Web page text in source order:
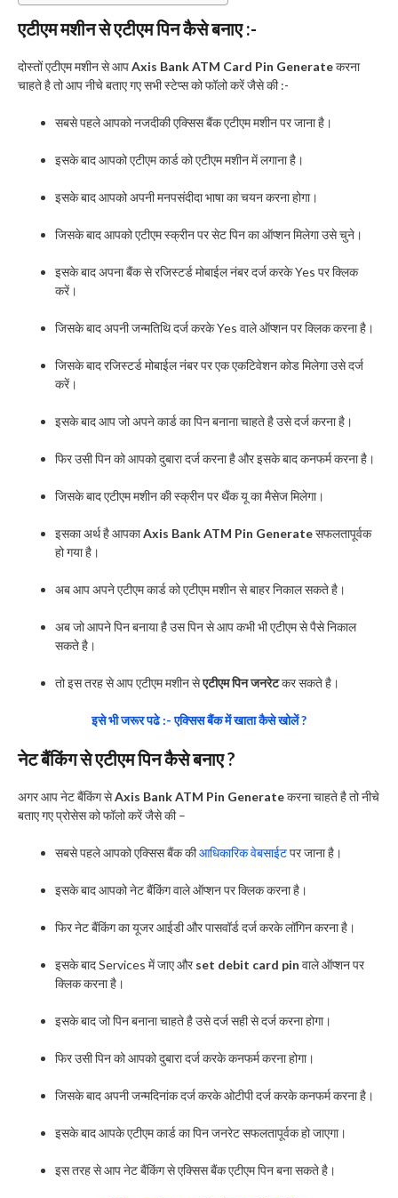
एटीएम मशीन से एटीएम पिन कैसे बनाए :-
दोस्तों एटीएम मशीन से आपAxis Bank ATM Card Pin Generateकरना
चाहते है तो आप नीचे बताए गए सभी स्टेप्स को फॉलो करें जैसे की :-
सबसे पहले आपको नजदीकी एक्सिस बैंक एटीएम मशीन पर जाना है।
इसके बाद आपको एटीएम कार्ड को एटीएम मशीन में लगाना है।
इसके बाद आपको अपनी मनपसंदीदा भाषा का चयन करना होगा।
जिसके बाद आपको एटीएम स्क्रीन पर सेट पिन का ऑप्शन मिलेगा उसे चुने।
इसके बाद अपना बैंक से रजिस्टर्ड मोबाईल नंबर दर्ज करके Yes पर क्लिक
करें।
जिसके बाद अपनी जन्मतिथि दर्ज करके Yes वाले ऑप्शन पर क्लिक करना है।
जिसके बाद रजिस्टर्ड मोबाईल नंबर पर एक एकटिवेशन कोड मिलेगा उसे दर्ज
करें।
इसके बाद आप जो अपने कार्ड का पिन बनाना चाहते है उसे दर्ज करना है।
फिर उसी पिन को आपको दुबारा दर्ज करना है और इसके बाद कनफर्म करना है।
जिसके बाद एटीएम मशीन की स्क्रीन पर थैंक यू का मैसेज मिलेगा।
इसका अर्थ है आपकाAxis Bank ATM Pin Generateसफलतापूर्वक
हो गया है।
अब आप अपने एटीएम कार्ड को एटीएम मशीन से बाहर निकाल सकते है।
अब जो आपने पिन बनाया है उस पिन से आप कभी भी एटीएम से पैसे निकाल
सकते है।
तो इस तरह से आप एटीएम मशीन सेएटीएम पिन जनरेटकर सकते है।
इसे भी जरूर पढे :- एक्सिस बैंक में खाता कैसे खोलें ?
नेट बैंकिंग से एटीएम पिन कैसे बनाए ?
अगर आप नेट बैंकिंग सेAxis Bank ATM Pin Generateकरना चाहते है तो नीचे
बताए गए प्रोसेस को फॉलो करें जैसे की –
सबसे पहले आपको एक्सिस बैंक कीआधिकारिक वेबसाईटपर जाना है।
इसके बाद आपको नेट बैंकिंग वाले ऑप्शन पर क्लिक करना है।
फिर नेट बैंकिंग का यूजर आईडी और पासवॉर्ड दर्ज करके लॉगिन करना है।
इसके बाद Services में जाए औरset debit card pin वाले ऑप्शन पर
क्लिक करना है।
इसके बाद जो पिन बनाना चाहते है उसे दर्ज सही से दर्ज करना होगा।
फिर उसी पिन को आपको दुबारा दर्ज करके कनफर्म करना होगा।
जिसके बाद अपनी जन्मदिनांक दर्ज करके ओटीपी दर्ज करके कनफर्म करना है।
इसके बाद आपके एटीएम कार्ड का पिन जनरेट सफलतापूर्वक हो जाएगा।
इस तरह से आप नेट बैंकिंग से एक्सिस बैंक एटीएम पिन बना सकते है।